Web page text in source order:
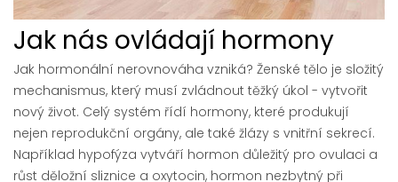
Jak nás ovládají hormony
Jak hormonální nerovnováha vzniká? Ženské tělo je složitý
mechanismus, který musí zvládnout těžký úkol - vytvořit
nový život. Celý systém řídí hormony, které produkují
nejen reprodukční orgány, ale také žlázy s vnitřní sekrecí.
Například hypofýza vytváří hormon důležitý pro ovulaci a
růst děložní sliznice a oxytocin, hormon nezbytný při